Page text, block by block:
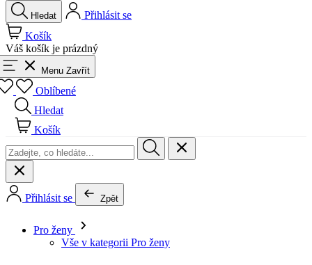
Hledat
Přihlásit se
Košík
Váš košík je prázdný
Menu Zavřít
Oblíbené
Hledat
Košík
Přihlásit se Zpět
Pro ženy
Vše v kategorii Pro ženy